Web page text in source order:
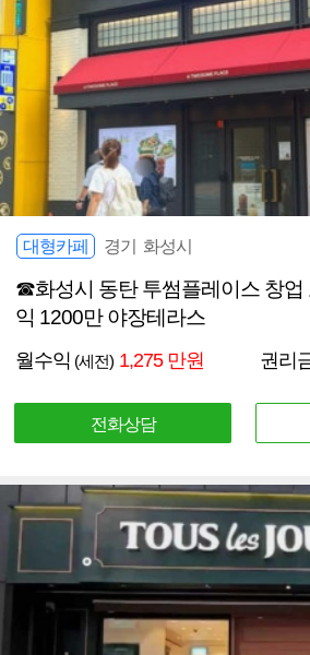
대형카페 경기 화성시
☎화성시 동탄 투썸플레이스 창업
익 1200만 야장테라스
월수익 (세전) 1,275 만원 권리
전화상담